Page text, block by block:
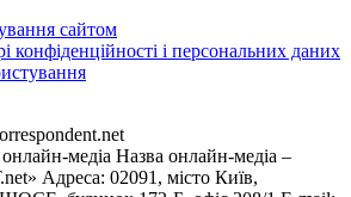
сайтом
конфіденційності і персональних даних
медіа Назва онлайн-медіа –
Адреса: 02091, місто Київ,